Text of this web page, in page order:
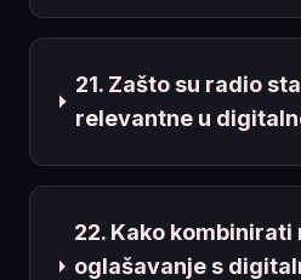
21. Zašto su radio
relevantne u
22. Kako kombinirati
oglašavanje s